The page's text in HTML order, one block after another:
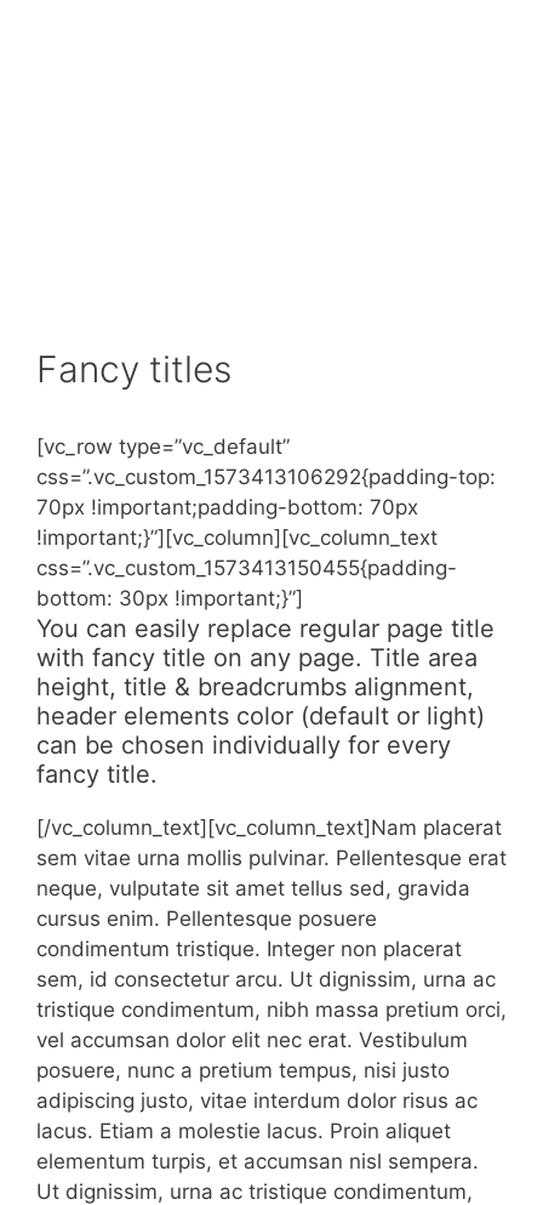
Fancy titles
[vc_row type=”vc_default”
css=”.vc_custom_1573413106292{padding-top:
70px !important;padding-bottom: 70px
!important;}”][vc_column][vc_column_text
css=”.vc_custom_1573413150455{padding-
bottom: 30px !important;}”]
You can easily replace regular page title
with fancy title on any page. Title area
height, title & breadcrumbs alignment,
header elements color (default or light)
can be chosen individually for every
fancy title.
[/vc_column_text][vc_column_text]Nam placerat
sem vitae urna mollis pulvinar. Pellentesque erat
neque, vulputate sit amet tellus sed, gravida
cursus enim. Pellentesque posuere
condimentum tristique. Integer non placerat
sem, id consectetur arcu. Ut dignissim, urna ac
tristique condimentum, nibh massa pretium orci,
vel accumsan dolor elit nec erat. Vestibulum
posuere, nunc a pretium tempus, nisi justo
adipiscing justo, vitae interdum dolor risus ac
lacus. Etiam a molestie lacus. Proin aliquet
elementum turpis, et accumsan nisl sempera.
Ut dignissim, urna ac tristique condimentum,